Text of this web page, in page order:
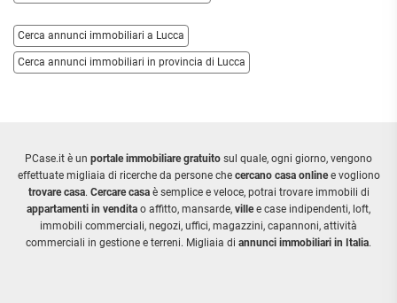
Cerca annunci immobiliari a Lucca
Cerca annunci immobiliari in provincia di Lucca
PCase.it è un portale immobiliare gratuito sul quale, ogni giorno, vengono
effettuate migliaia di ricerche da persone che cercano casa onlinee vogliono
trovare casa. Cercare casaè semplice e veloce, potrai trovare immobili di
appartamenti in vendita o affitto, mansarde, villee case indipendenti, loft,
immobili commerciali, negozi, uffici, magazzini, capannoni, attività
commerciali in gestione e terreni. Migliaia di annunci immobiliari in Italia.